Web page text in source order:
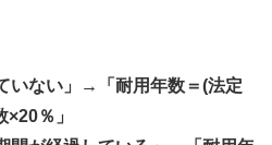
いない」→「耐用年数＝(法定
％」